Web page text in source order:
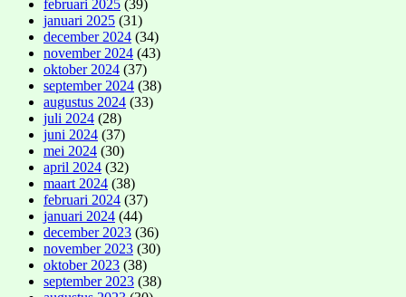
februari 2025 (39)
januari 2025 (31)
december 2024 (34)
november 2024 (43)
oktober 2024 (37)
september 2024 (38)
augustus 2024 (33)
juli 2024 (28)
juni 2024 (37)
mei 2024 (30)
april 2024 (32)
maart 2024 (38)
februari 2024 (37)
januari 2024 (44)
december 2023 (36)
november 2023 (30)
oktober 2023 (38)
september 2023 (38)